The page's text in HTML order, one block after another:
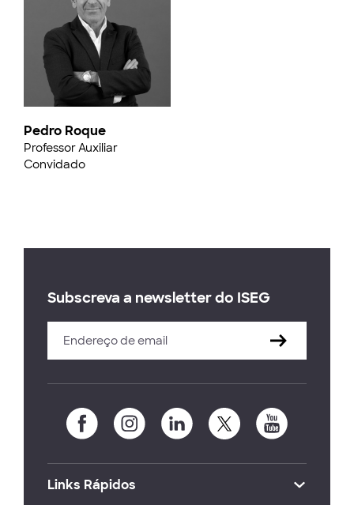
Pedro Roque
Professor Auxiliar
Convidado
Subscreva a newsletter do ISEG
Links Rápidos